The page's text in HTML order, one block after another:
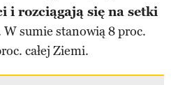
i rozciągają się na setki
W sumie stanowią 8 proc.
całej Ziemi.